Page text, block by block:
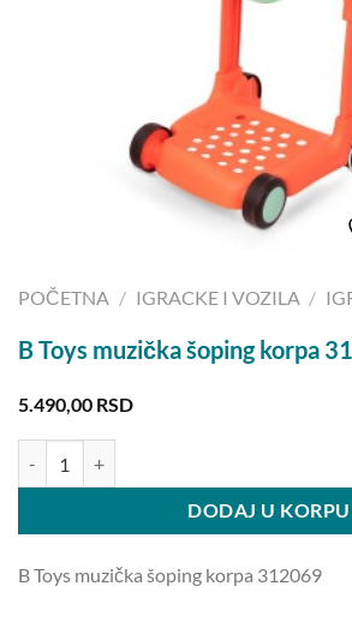
POČETNA / IGRACKE I VOZILA /
B Toys muzička šoping korpa
5.490,00 RSD
DODAJ U KORPU
B Toys muzička šoping korpa 312069